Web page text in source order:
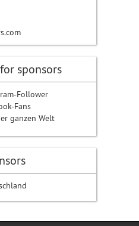
sponsors
Follower
Fans
ganzen Welt